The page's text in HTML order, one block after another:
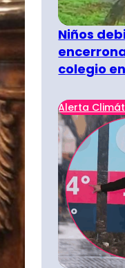
Niños
colegio
Alerta